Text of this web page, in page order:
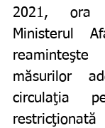
2021, ora
Ministerul
măsurilor
circulaţia